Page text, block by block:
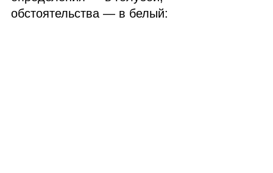
обстоятельства — в белый: